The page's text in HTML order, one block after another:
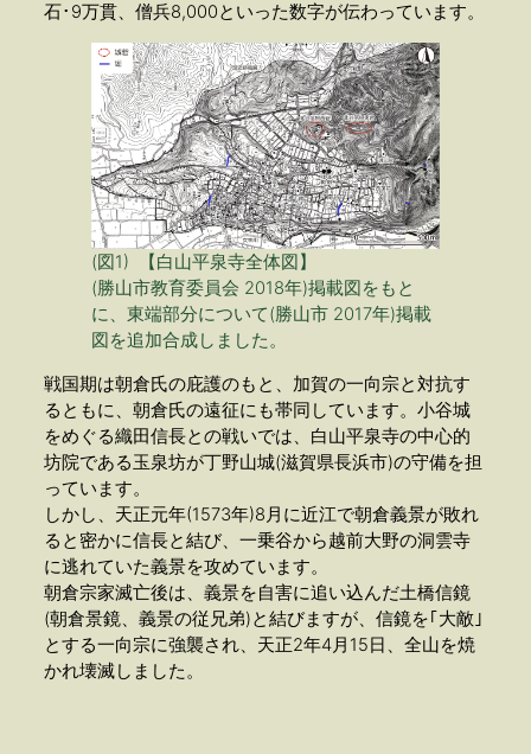
石･9万貫、僧兵8,000といった数字が伝わっています。
(図1) 【白山平泉寺全体図】
(勝山市教育委員会 2018年)掲載図をもと
に、東端部分について(勝山市 2017年)掲載
図を追加合成しました。
戦国期は朝倉氏の庇護のもと、加賀の一向宗と対抗す
るともに、朝倉氏の遠征にも帯同しています。小谷城
をめぐる織田信長との戦いでは、白山平泉寺の中心的
坊院である玉泉坊が丁野山城(滋賀県長浜市)の守備を担
っています。
しかし、天正元年(1573年)8月に近江で朝倉義景が敗れ
ると密かに信長と結び、一乗谷から越前大野の洞雲寺
に逃れていた義景を攻めています。
朝倉宗家滅亡後は、義景を自害に追い込んだ土橋信鏡
(朝倉景鏡、義景の従兄弟)と結びますが、信鏡を｢大敵｣
とする一向宗に強襲され、天正2年4月15日、全山を焼
かれ壊滅しました。